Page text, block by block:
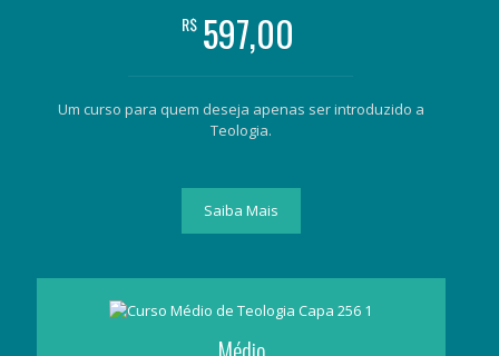
R$ 597,00
Um curso para quem deseja apenas ser introduzido a
Teologia.
Saiba Mais